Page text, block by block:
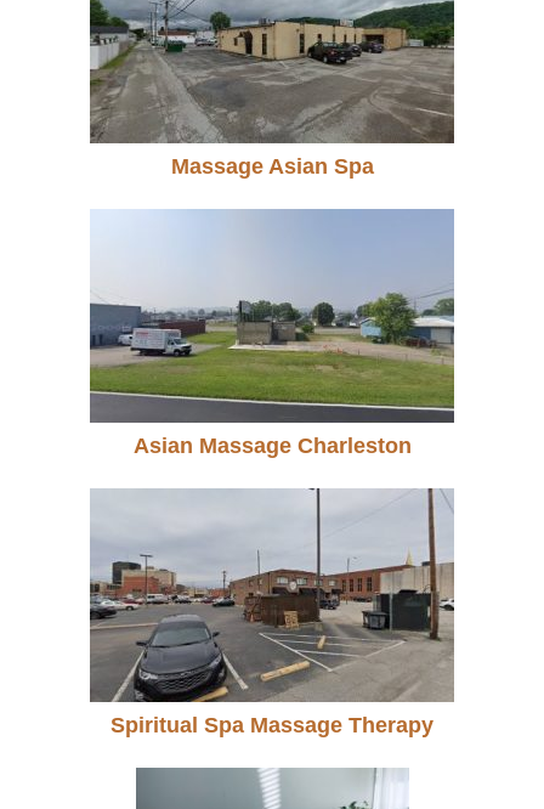
Massage Asian Spa
Asian Massage Charleston
Spiritual Spa Massage Therapy